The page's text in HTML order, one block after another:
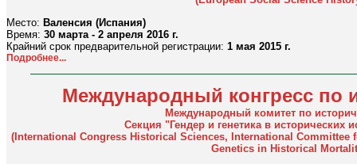
Место: Валенсия (Испания)
Время: 30 марта - 2 апреля 2016 г.
Крайний срок предварительной регистрации: 1 мая 2015 г.
Подробнее...
Международный конгресс по
Международный комитет по
Секция "Гендер и генетика в исторических
(International Congress Historical Sciences, International
Genetics in Historical